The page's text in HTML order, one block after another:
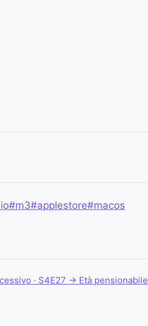
#m3#applestore#macos
· S4E27 → Età pensionabile